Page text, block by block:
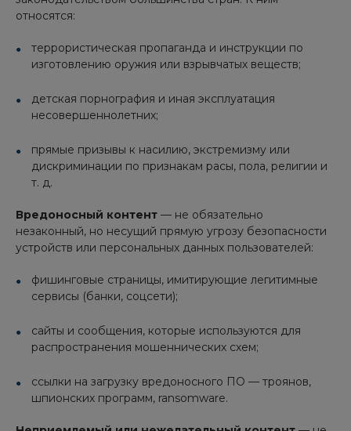
относятся:
террористическая пропаганда и инструкции по
изготовлению оружия или взрывчатых веществ;
детская порнография и иная эксплуатация
несовершеннолетних;
прямые призывы к насилию, экстремизму или
дискриминации по признакам расы, пола, религии и
т. д.
Вредоносный контент — не обязательно
незаконный, но несущий прямую угрозу безопасности
устройств или персональных данных пользователей:
фишинговые страницы, имитирующие легитимные
сервисы (банки, соцсети);
сайты и сообщения, которые используются для
распространения мошеннических схем;
ссылки на загрузку вредоносного ПО — троянов,
шпионских программ, ransomware.